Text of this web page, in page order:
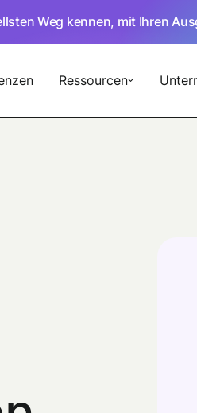
Weg kennen, mit Ihren
Ressourcen